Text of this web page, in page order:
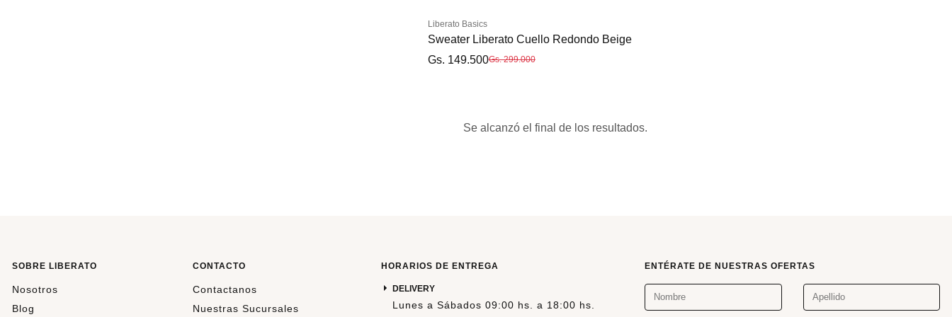
Liberato Basics
Sweater Liberato Cuello Redondo Beige
Gs. 149.500Gs. 299.000
Se alcanzó el final de los resultados.
SOBRE LIBERATO
Nosotros
Blog
CONTACTO
Contactanos
Nuestras Sucursales
HORARIOS DE ENTREGA
DELIVERY
Lunes a Sábados 09:00 hs. a 18:00 hs.
ENTÉRATE DE NUESTRAS OFERTAS